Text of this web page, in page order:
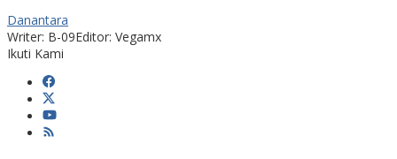
Danantara
Writer: B-09Editor: Vegamx
Ikuti Kami